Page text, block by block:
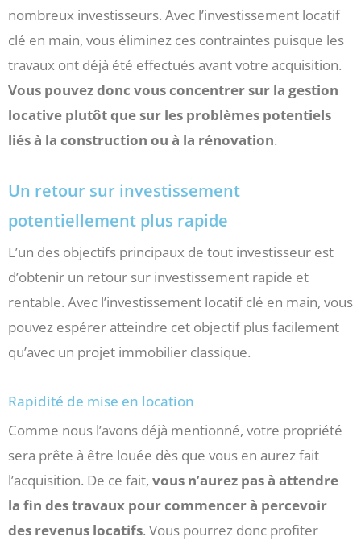
nombreux investisseurs. Avec l’investissement locatif
clé en main, vous éliminez ces contraintes puisque les
travaux ont déjà été effectués avant votre acquisition.
Vous pouvez donc vous concentrer sur la gestion
locative plutôt que sur les problèmes potentiels
liés à la construction ou à la rénovation.
Un retour sur investissement
potentiellement plus rapide
L’un des objectifs principaux de tout investisseur est
d’obtenir un retour sur investissement rapide et
rentable. Avec l’investissement locatif clé en main, vous
pouvez espérer atteindre cet objectif plus facilement
qu’avec un projet immobilier classique.
Rapidité de mise en location
Comme nous l’avons déjà mentionné, votre propriété
sera prête à être louée dès que vous en aurez fait
l’acquisition. De ce fait, vous n’aurez pas à attendre
la fin des travaux pour commencer à percevoir
des revenus locatifs. Vous pourrez donc profiter